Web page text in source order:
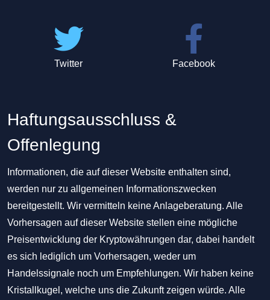
Twitter Facebook
Haftungsausschluss &
Offenlegung
Informationen, die auf dieser Website enthalten sind,
werden nur zu allgemeinen Informationszwecken
bereitgestellt. Wir vermitteln keine Anlageberatung. Alle
Vorhersagen auf dieser Website stellen eine mögliche
Preisentwicklung der Kryptowährungen dar, dabei handelt
es sich lediglich um Vorhersagen, weder um
Handelssignale noch um Empfehlungen. Wir haben keine
Kristallkugel, welche uns die Zukunft zeigen würde. Alle